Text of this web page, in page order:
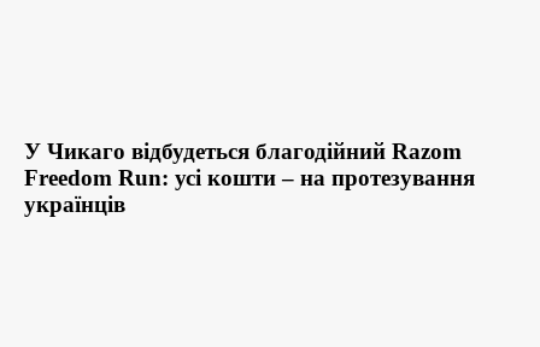
У Чикаго відбудеться благодійний Razom
Freedom Run: усі кошти – на протезування
українців